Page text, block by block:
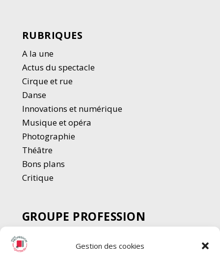
Gestion des cookies
RUBRIQUES
A la une
Actus du spectacle
Cirque et rue
Danse
Innovations et numérique
Musique et opéra
Photographie
Théâtre
Bons plans
Critique
GROUPE PROFESSION
SPECTACLE
Chèque Intermittents